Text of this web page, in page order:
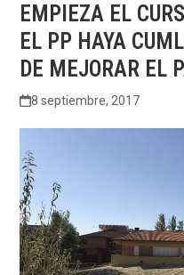
EMPIEZA EL
EL PP HAYA
DE MEJORAR EL
8 septiembre, 2017